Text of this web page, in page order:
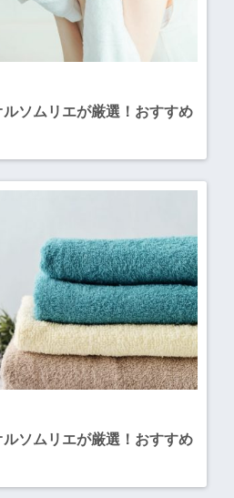
ルソムリエが厳選！おすすめ
ルソムリエが厳選！おすすめ